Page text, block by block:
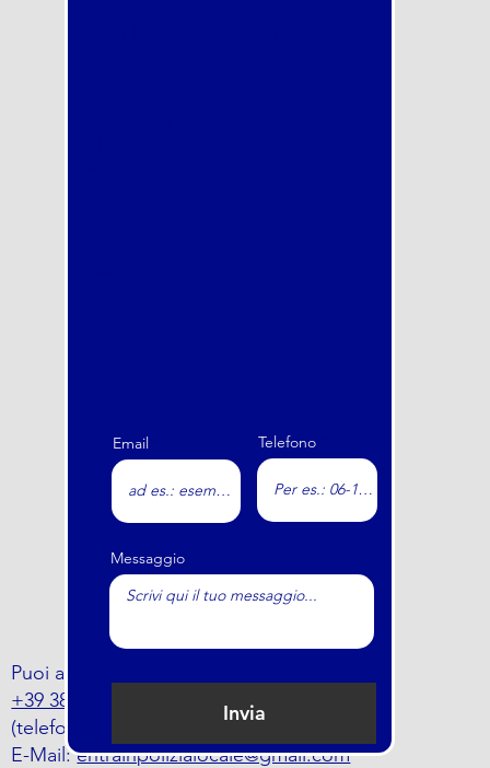
Puoi anche trovarci al numero
+39 388 797 5464
(telefono o whatsapp)
E-Mail:entrainpolizialocale@gmail.com
Email Telefono
Messaggio
Invia